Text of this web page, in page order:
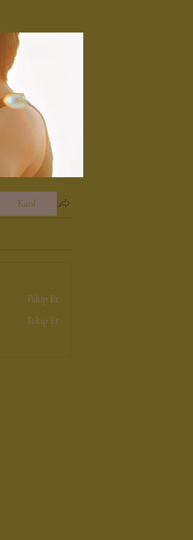
Katıl
Takip Et
Takip Et